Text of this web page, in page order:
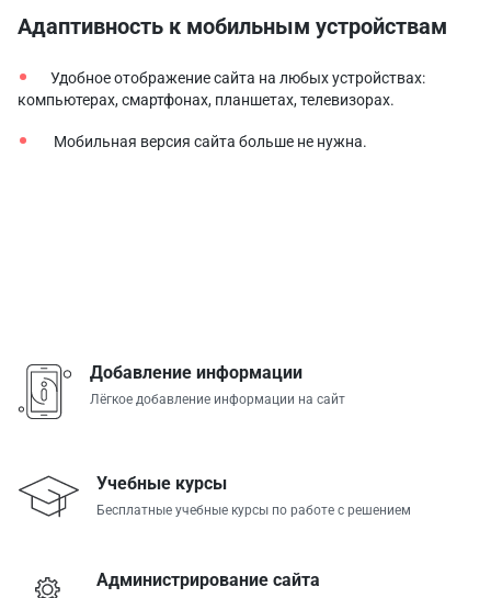
Адаптивность к мобильным устройствам
Удобное отображение сайта на любых устройствах:
компьютерах, смартфонах, планшетах, телевизорах.
Мобильная версия сайта больше не нужна.
Добавление информации
Лёгкое добавление информации на сайт
Учебные курсы
Бесплатные учебные курсы по работе с решением
Администрирование сайта